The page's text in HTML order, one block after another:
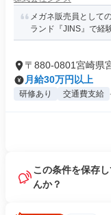
メガネ販売員として
ランド『JINS』で経
〒880-0801宮崎県
月給30万円以上
研修あり 交通費支給
この条件を保存
んか？